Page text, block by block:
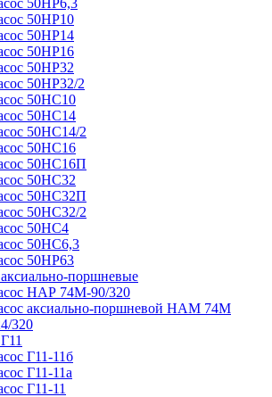
50НР6,3
50НР10
50НР14
50НР16
50НР32
50НР32/2
50НС10
50НС14
50НС14/2
50НС16
50НС16П
50НС32
50НС32П
50НС32/2
50НС4
50НС6,3
50НР63
поршневые
НАР 74M-90/320
аксиально-поршневой НАМ 74М
320
Г11-11б
Г11-11а
Г11-11